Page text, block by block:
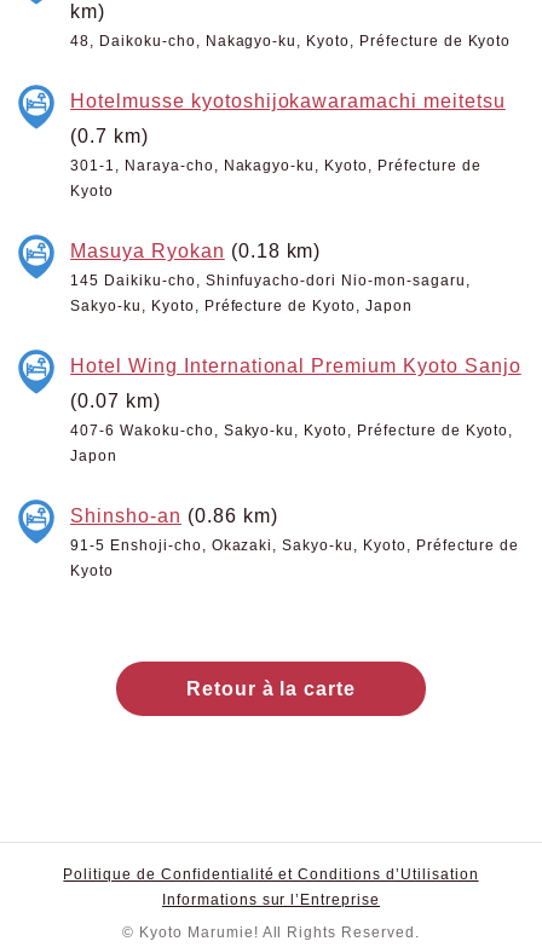
km)
48, Daikoku-cho, Nakagyo-ku, Kyoto, Préfecture de Kyoto
Hotelmusse kyotoshijokawaramachi meitetsu
(0.7 km)
301-1, Naraya-cho, Nakagyo-ku, Kyoto, Préfecture de
Kyoto
Masuya Ryokan (0.18 km)
145 Daikiku-cho, Shinfuyacho-dori Nio-mon-sagaru,
Sakyo-ku, Kyoto, Préfecture de Kyoto, Japon
Hotel Wing International Premium Kyoto Sanjo
(0.07 km)
407-6 Wakoku-cho, Sakyo-ku, Kyoto, Préfecture de Kyoto,
Japon
Shinsho-an (0.86 km)
91-5 Enshoji-cho, Okazaki, Sakyo-ku, Kyoto, Préfecture de
Kyoto
Retour à la carte
Politique de Confidentialité et Conditions d’Utilisation
Informations sur l’Entreprise
© Kyoto Marumie! All Rights Reserved.